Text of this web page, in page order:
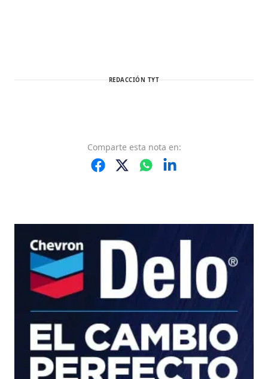
REDACCIÓN TYT
Comparte esta nota en: